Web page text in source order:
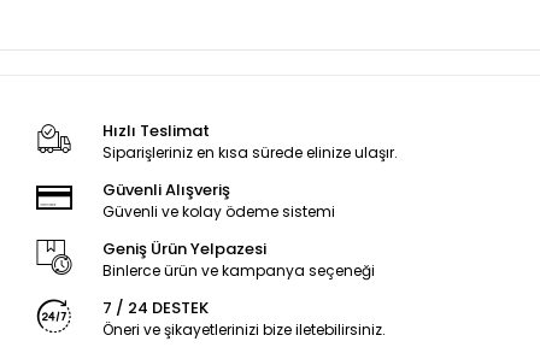
Hızlı Teslimat
Siparişleriniz en kısa sürede elinize ulaşır.
Güvenli Alışveriş
Güvenli ve kolay ödeme sistemi
Geniş Ürün Yelpazesi
Binlerce ürün ve kampanya seçeneği
7 / 24 DESTEK
Öneri ve şikayetlerinizi bize iletebilirsiniz.